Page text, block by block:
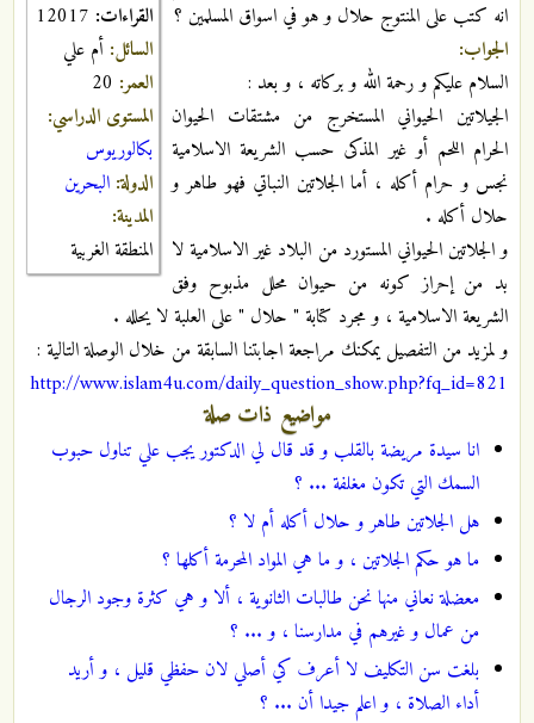
القراءات:
السائل: أم علي
العمر: 20
المستوى الدراسي:
بكالوريوس
الدولة: البحرين
المدينة:
المنطقة الغربية
انه كتب على المنتوج حلال و هو في اسواق المسلمين ؟
الجواب:
السلام عليكم و رحمة الله و بركاته ، و بعد :
الجيلاتين الحيواني المستخرج من مشتقات الحيوان
الحرام اللحم أو غير المذكى حسب الشريعة الاسلامية
نجس و حرام أكله ، أما الجلاتين النباتي فهو طاهر و
حلال أكله .
و الجلاتين الحيواني المستورد من البلاد غير الاسلامية لا
بد من إحراز كونه من حيوان محلل مذبوح وفق
الشريعة الاسلامية ، و مجرد كتابة " حلال " على العلبة لا يحلله .
و لمزيد من التفصيل يمكنك مراجعة اجابتنا السابقة من خلال الوصلة التالية :
http://www.islam4u.com/daily_question_show.php?fq_id=821
مواضيع ذات صلة
انا سيدة مريضة بالقلب و قد قال لي الدكتور يجب علي تناول حبوب
السمك التي تكون مغلفة ... ؟
هل الجلاتين طاهر و حلال أكله أم لا ؟
ما هو حكم الجلاتين ، و ما هي المواد المحرمة أكلها ؟
معضلة نعاني منها نحن طالبات الثانوية ، ألا و هي كثرة وجود الرجال
من عمال و غيرهم في مدارسنا ، و ... ؟
بلغت سن التكليف لا أعرف كي أصلي لان حفظي قليل ، و أريد
أداء الصلاة ، و اعلم جيدا أن ... ؟